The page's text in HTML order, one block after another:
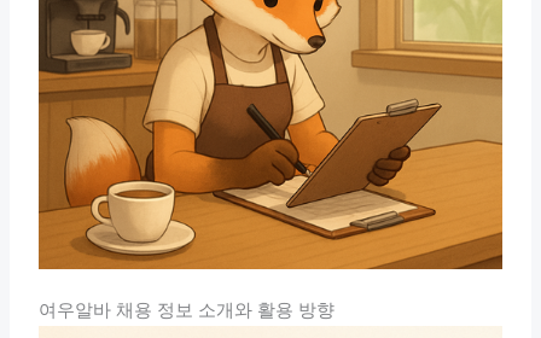
여우알바 채용 정보 소개와 활용 방향